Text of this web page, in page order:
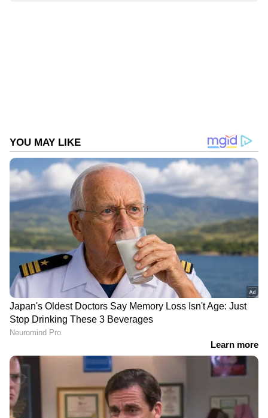
DOWNLOAD APP
ഇന്ത്യയിലെയും ലോകമെമ്പാടുമുള്ള എല്ലാ
ഏഷ്യാനെറ്റ് ന്യൂസ് വാർത്തകൾ.
Malayalam
News
തത്സമയ അപ്‌ഡേറ്റുകളും
ആഴത്തിലുള്ള വിശകലനവും സമഗ്രമായ
റിപ്പോർട്ടിംഗും — എല്ലാം ഒരൊറ്റ സ്ഥലത്ത്.